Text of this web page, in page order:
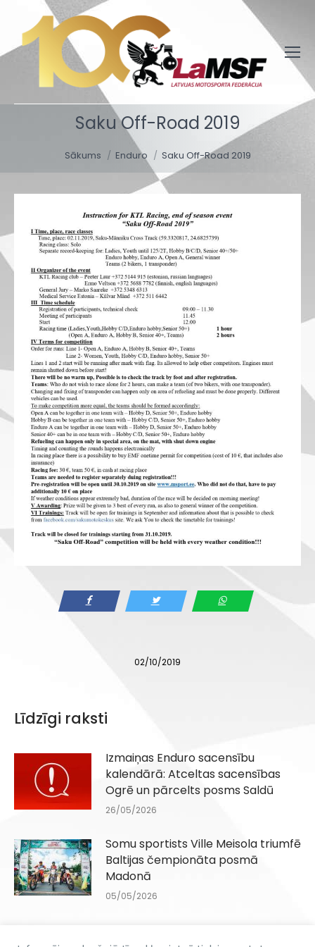
Saku Off-Road 2019
You are here:
Sākums Enduro Saku Off-Road 2019
02/10/2019
Līdzīgi raksti
Izmaiņas Enduro sacensību
kalendārā: Atceltas sacensības
Ogrē un pārcelts posms Saldū
26/05/2026
Somu sportists Ville Meisola triumfē
Baltijas čempionāta posmā
Madonā
05/05/2026